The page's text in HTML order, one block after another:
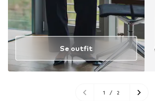
Se outfit
1 / 2